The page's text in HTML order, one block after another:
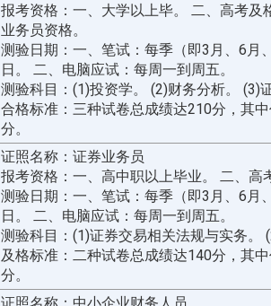
报考资格：一、大学以上毕。 二、高考及
业务员资格。
测验日期：一、笔试：每季（即3月、6月
日。 二、电脑应试：每周一到周五。
测验科目：(1)投资学。 (2)财务分析。 (3)
合格标准：三种试卷总成绩达210分，其
分。
证照名称：证券业务员
报考资格：一、高中职以上毕业。 二、高
测验日期：一、笔试：每季（即3月、6月
日。 二、电脑应试：每周一到周五。
测验科目：(1)证券交易相关法规与实务。
及格标准：二种试卷总成绩达140分，其
分。